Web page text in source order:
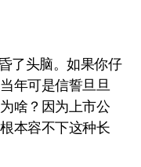
了头脑。如果你仔
年可是信誓旦旦
啥？因为上市公
本容不下这种长